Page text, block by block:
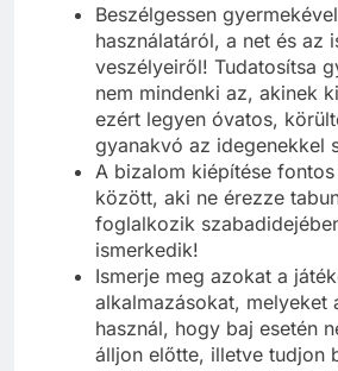
Beszélgessen
használatáról, a net és az
veszélyeiről! Tudatosítsa
nem mindenki az, akinek
ezért legyen óvatos,
gyanakvó az idegenekkel
A bizalom kiépítése
között, aki ne érezze
foglalkozik
ismerkedik!
Ismerje meg azokat a
alkalmazásokat, melyeket
használ, hogy baj esetén
álljon előtte, illetve tudjon